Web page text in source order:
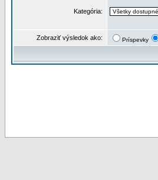
Kategória:
Zobraziť výsledok ako: Príspevky